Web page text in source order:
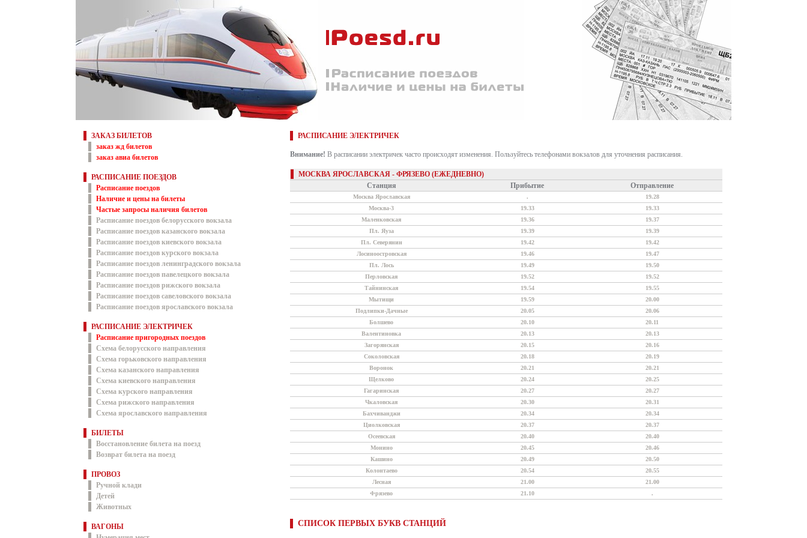
ЗАКАЗ БИЛЕТОВ
заказ жд билетов
заказ авиа билетов
РАСПИСАНИЕ ПОЕЗДОВ
Расписание поездов
Наличие и цены на билеты
Частые запросы наличия билетов
Расписание поездов белорусского вокзала
Расписание поездов казанского вокзала
Расписание поездов киевского вокзала
Расписание поездов курского вокзала
Расписание поездов ленинградского вокзала
Расписание поездов павелецкого вокзала
Расписание поездов рижского вокзала
Расписание поездов савеловского вокзала
Расписание поездов ярославского вокзала
РАСПИСАНИЕ ЭЛЕКТРИЧЕК
Расписание пригородных поездов
Схема белорусского направления
Схема горьковского направления
Схема казанского направления
Схема киевского направления
Схема курского направления
Схема рижского направления
Схема ярославского направления
БИЛЕТЫ
Восстановление билета на поезд
Возврат билета на поезд
ПРОВОЗ
Ручной клади
Детей
Животных
ВАГОНЫ
РАСПИСАНИЕ ЭЛЕКТРИЧЕК
Внимание! В расписании электричек часто происходят изменения. Пользуйтесь телефонами вокзалов для уточнения расписания.
МОСКВА ЯРОСЛАВСКАЯ - ФРЯЗЕВО (ЕЖЕДНЕВНО)
Станция
Прибытие Отправление
Москва Ярославская .
19.28
Москва-3
19.33
19.33
Маленковская
19.36
19.37
Пл. Яуза
19.39
19.39
Пл. Северянин
19.42
19.42
Лосиноостровская
19.46
19.47
Пл. Лось
19.49
19.50
Перловская
19.52
19.52
Тайнинская
19.54
19.55
Мытищи
19.59
20.00
Подлипки-Дачные
20.05
20.06
Болшево
20.10
20.11
Валентиновка
20.13
20.13
Загорянская
20.15
20.16
Соколовская
20.18
20.19
Воронок
20.21
20.21
Щелково
20.24
20.25
Гагаринская
20.27
20.27
Чкаловская
20.30
20.31
Бахчиванджи
20.34
20.34
Циолковская
20.37
20.37
Осеевская
20.40
20.40
Монино
20.45
20.46
Кашино
20.49
20.50
Колонтаево
20.54
20.55
Лесная
21.00
21.00
Фрязево
21.10 .
СПИСОК ПЕРВЫХ БУКВ СТАНЦИЙ